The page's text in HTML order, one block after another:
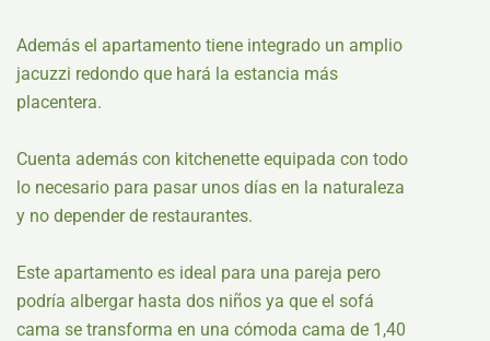
Además el apartamento tiene integrado un amplio
jacuzzi redondo que hará la estancia más
placentera.
Cuenta además con kitchenette equipada con todo
lo necesario para pasar unos días en la naturaleza
y no depender de restaurantes.
Este apartamento es ideal para una pareja pero
podría albergar hasta dos niños ya que el sofá
cama se transforma en una cómoda cama de 1,40